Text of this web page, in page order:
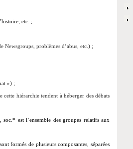
etc. ;
Newsgroups, problèmes d’abus, etc.) ;
») ;
cette hiérarchie tendent à héberger des débats
est l’ensemble des groupes relatifs aux
formés de plusieurs composantes, séparées